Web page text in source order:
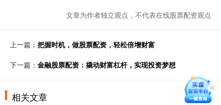
文章为作者独立观点，不代表在线股票配资观点
上一篇： 把握时机，做股票配资，轻松倍增财富
下一篇： 金融股票配资：撬动财富杠杆，实现投资梦想
相关文章